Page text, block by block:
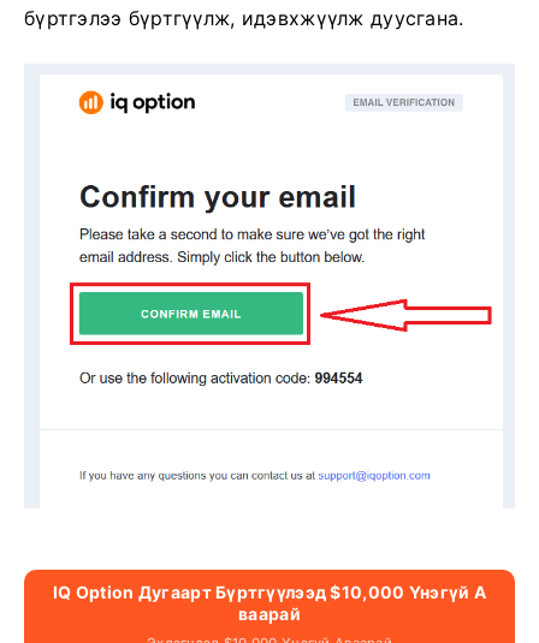
бүртгэлээ бүртгүүлж, идэвхжүүлж дуусгана.
IQ Option Дугаарт Бүртгүүлээд $10,000 Үнэгүй А
Ваарай